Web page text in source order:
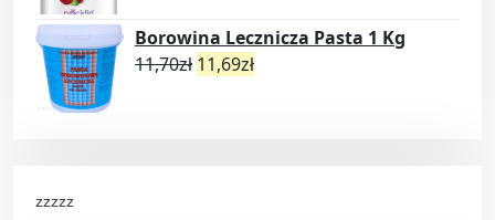
Borowina Lecznicza Pasta 1 Kg
11,70zł 11,69zł
zzzzz